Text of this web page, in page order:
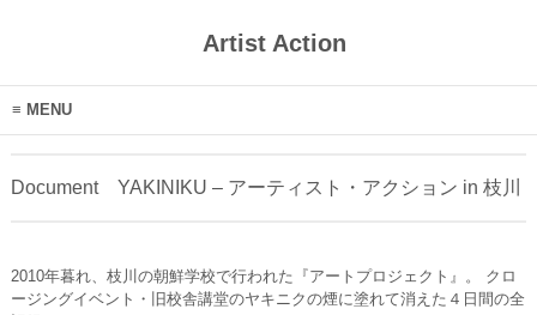
Artist Action
MENU
Document YAKINIKU – アーティスト・アクション in 枝川
2010年暮れ、枝川の朝鮮学校で行われた『アートプロジェクト』。 クロ
ージングイベント・旧校舎講堂のヤキニクの煙に塗れて消えた４日間の全